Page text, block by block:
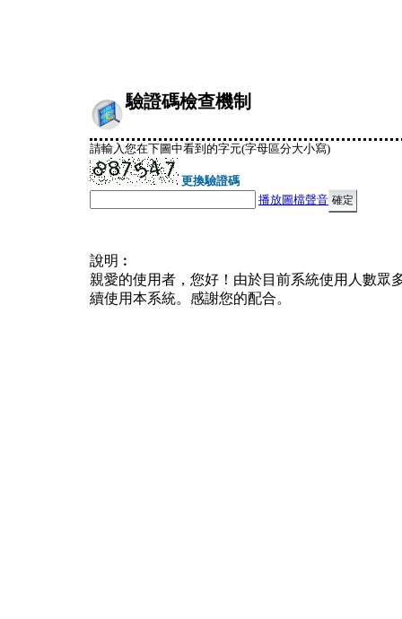
驗證碼檢查機制
請輸入您在下圖中看到的字元(字母區分大小寫)
更換驗證碼
播放圖檔聲音
說明︰
親愛的使用者，您好！由於目前系統使用人數眾
續使用本系統。感謝您的配合。